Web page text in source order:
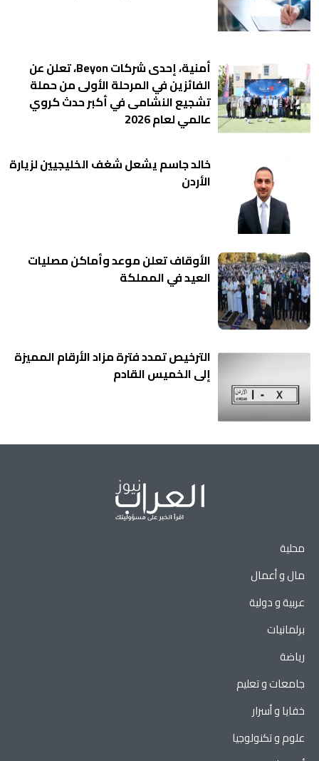
أمنية، إحدى شركات Beyon، تعلن عن
الفائزين في المرحلة الأولى من حملة
تشجيع النشامى في أكبر حدث كروي
عالمي لعام 2026
خالد جاسم يشعل شغف الخليجيين لزيارة
الأردن
الأوقاف تعلن موعد وأماكن مصليات
العيد في المملكة
الترخيص تمدد فترة مزاد الأرقام المميزة
إلى الخميس القادم
محلية
مال و أعمال
عربية و دولية
برلمانيات
رياضة
جامعات و تعليم
خفايا و أسرار
علوم و تكنولوجيا